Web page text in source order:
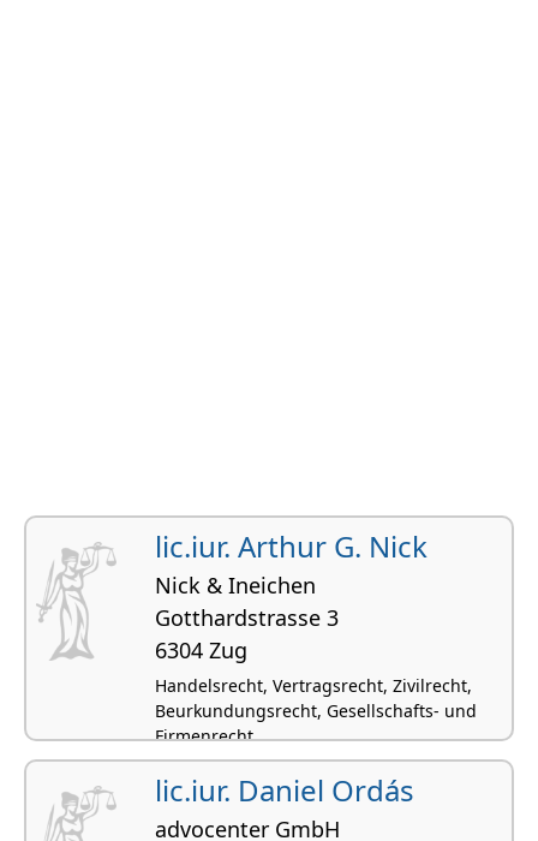
lic.iur. Arthur G. Nick
Nick & Ineichen
Gotthardstrasse 3
6304 Zug
Handelsrecht, Vertragsrecht, Zivilrecht,
Beurkundungsrecht, Gesellschafts- und
Firmenrecht
lic.iur. Daniel Ordás
advocenter GmbH